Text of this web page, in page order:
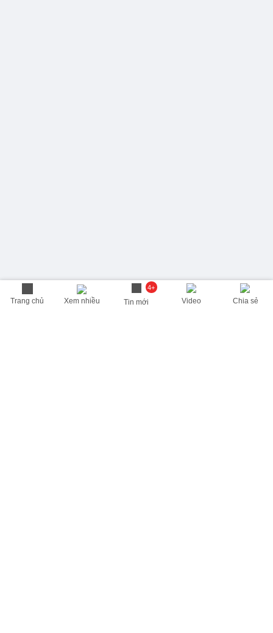
Trang chủ Xem nhiều
4+
Tin mới Video Chia sẻ